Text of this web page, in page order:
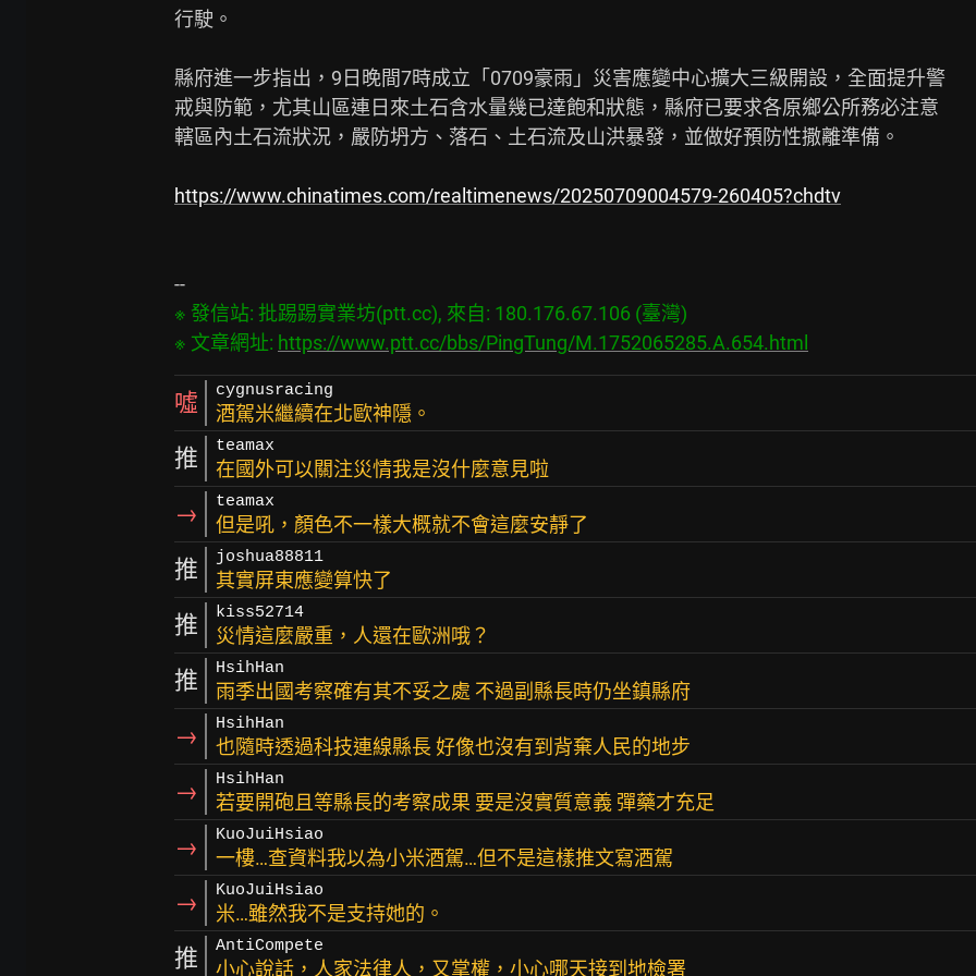
行駛。
縣府進一步指出，9日晚間7時成立「0709豪雨」災害應變中心擴大三級開設，全面提升警
戒與防範，尤其山區連日來土石含水量幾已達飽和狀態，縣府已要求各原鄉公所務必注意
轄區內土石流狀況，嚴防坍方、落石、土石流及山洪暴發，並做好預防性撒離準備。
https://www.chinatimes.com/realtimenews/20250709004579-260405?chdtv
※ 發信站: 批踢踢實業坊(ptt.cc), 來自: 180.176.67.106 (臺灣)
※ 文章網址: https://www.ptt.cc/bbs/PingTung/M.1752065285.A.654.html
噓 cygnusracing
酒駕米繼續在北歐神隱。
推 teamax
在國外可以關注災情我是沒什麼意見啦
→ teamax
但是吼，顏色不一樣大概就不會這麼安靜了
推 joshua88811
其實屏東應變算快了
推 kiss52714
災情這麼嚴重，人還在歐洲哦？
推 HsihHan
雨季出國考察確有其不妥之處 不過副縣長時仍坐鎮縣府
→ HsihHan
也隨時透過科技連線縣長 好像也沒有到背棄人民的地步
→ HsihHan
若要開砲且等縣長的考察成果 要是沒實質意義 彈藥才充足
→ KuoJuiHsiao
一樓…查資料我以為小米酒駕…但不是這樣推文寫酒駕
→ KuoJuiHsiao
米…雖然我不是支持她的。
推 AntiCompete
小心說話，人家法律人，又掌權，小心哪天接到地檢署